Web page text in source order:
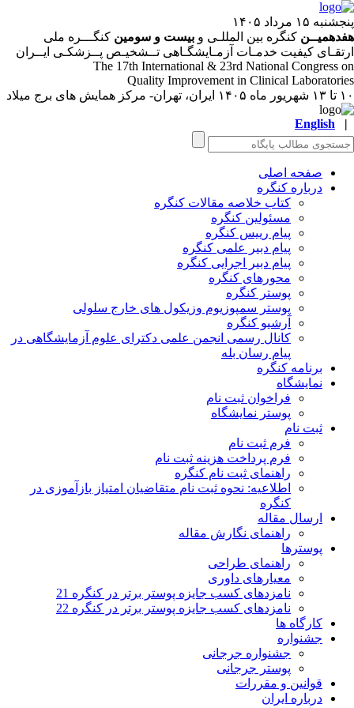
۱۵ مرداد ۱۴۰۵
کنگره بین المللـی وبیست و سومینکنگـــره ملی
کیفیت خدمـات آزمـایشگـاهی تــشخیـص پــزشکـی ایــران
The 17thInternational & 23rdNational Congress
Quality Improvement in Clinical
۱۴۰۵
ایران، تهران- مرکز همایش های برج میلاد
English
صفحه اصلی
درباره کنگره
کتاب خلاصه مقالات کنگره
مسئولین کنگره
پیام رییس کنگره
پیام دبیر علمی کنگره
پیام دبیر اجرایی کنگره
محورهای کنگره
پوستر کنگره
پوستر سمپوزیوم وزیکول های خارج سلولی
آرشیو کنگره
کانال رسمی انجمن علمی دکترای علوم آزمایشگاهی در
پیام رسان بله
برنامه کنگره
نمایشگاه
فراخوان ثبت نام
پوستر نمایشگاه
ثبت نام
فرم ثبت نام
فرم پرداخت هزینه ثبت نام
راهنمای ثبت نام کنگره
اطلاعیه: نحوه ثبت نام متقاضیان امتیاز بازآموزی در
کنگره
ارسال مقاله
راهنمای نگارش مقاله
پوسترها
راهنمای طراحی
معیارهای داوری
نامزدهای کسب جایزه پوستر برتر در کنگره 21
نامزدهای کسب جایزه پوستر برتر در کنگره 22
کارگاه ها
جشنواره
جشنواره جرجانی
پوستر جرجانی
قوانین و مقررات
درباره ایران